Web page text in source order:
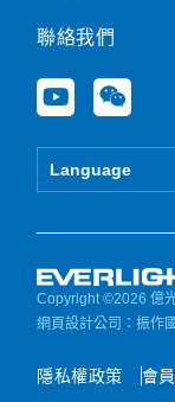
聯絡我們
Y
o
u
e
W
e
i
Language
Copyright ©2026 億
網頁設計公司 ：振作
隱私權政策 會